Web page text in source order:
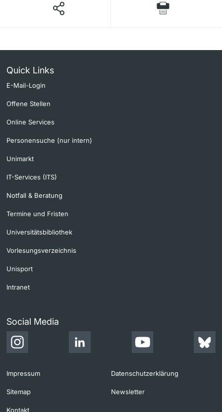
Quick Links
E-Mail-Login
Offene Stellen
Online Services
Personensuche (nur intern)
Unimarkt
IT-Services (ITS)
Notfall & Beratung
Termine und Fristen
Universitätsbibliothek
Vorlesungsverzeichnis
Unisport
Intranet
Social Media
Impressum Datenschutzerklärung
Sitemap Newsletter
Kontakt